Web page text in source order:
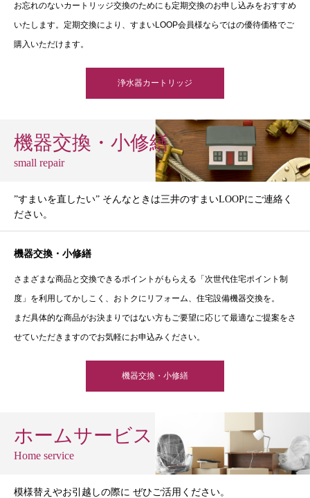
お忘れのないカートリッジ交換のためにも定期交換のお申し込みをおすすめ
いたします。定期交換により、すまいLOOP会員様ならではの優待価格でご
購入いただけます。
浄水器カートリッジ
機器交換・小修繕
small repair
”すまいを直したい” そんなときは三井のすまいLOOPにご連絡く
ださい。
機器交換・小修繕
さまざまな商品と交換できるポイントがもらえる「次世代住宅ポイント制
度」を利用してかしこく、おトクにリフォーム、住宅設備機器交換を。
まだ具体的な商品がお決まりではない方もご要望に応じて最適なご提案をさ
せていただきますのでお気軽にお申込みください。
機器交換・小修繕
ホームサービス
Home service
模様替えやお引越しの際に ぜひご活用ください。